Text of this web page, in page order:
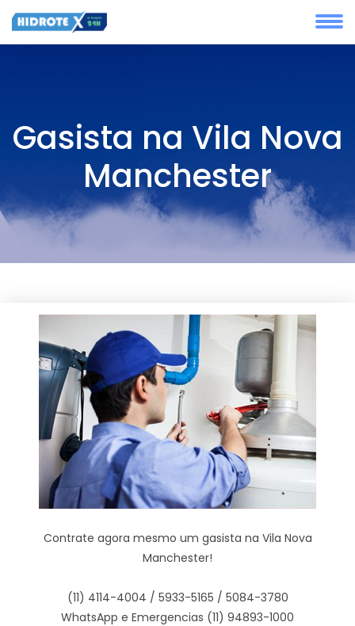
Gasista na Vila Nova
Manchester
Contrate agora mesmo um gasista na Vila Nova
Manchester!
(11) 4114-4004 / 5933-5165 / 5084-3780
WhatsApp e Emergencias (11) 94893-1000